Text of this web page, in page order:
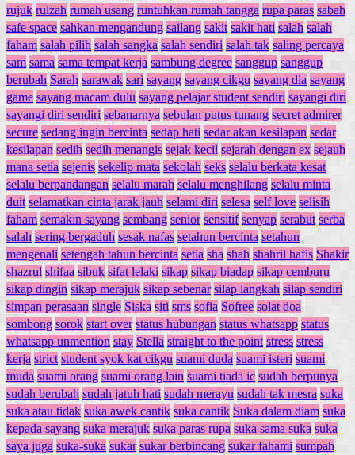
rujuk rulzah rumah usang runtuhkan rumah tangga rupa paras sabah
safe space sahkan mengandung sailang sakit sakit hati salah salah
faham salah pilih salah sangka salah sendiri salah tak saling percaya
sam sama sama tempat kerja sambung degree sanggup sanggup
berubah Sarah sarawak sari sayang sayang cikgu sayang dia sayang
game sayang macam dulu sayang pelajar student sendiri sayangi diri
sayangi diri sendiri sebanarnya sebulan putus tunang secret admirer
secure sedang ingin bercinta sedap hati sedar akan kesilapan sedar
kesilapan sedih sedih menangis sejak kecil sejarah dengan ex sejauh
mana setia sejenis sekelip mata sekolah seks selalu berkata kesat
selalu berpandangan selalu marah selalu menghilang selalu minta
duit selamatkan cinta jarak jauh selami diri selesa self love selisih
faham semakin sayang sembang senior sensitif senyap serabut serba
salah sering bergaduh sesak nafas setahun bercinta setahun
mengenali setengah tahun bercinta setia sha shah shahril hafis Shakir
shazrul shifaa sibuk sifat lelaki sikap sikap biadap sikap cemburu
sikap dingin sikap merajuk sikap sebenar silap langkah silap sendiri
simpan perasaan single Siska siti sms sofia Sofree solat doa
sombong sorok start over status hubungan status whatsapp status
whatsapp unmention stay Stella straight to the point stress stress
kerja strict student syok kat cikgu suami duda suami isteri suami
muda suami orang suami orang lain suami tiada ic sudah berpunya
sudah berubah sudah jatuh hati sudah merayu sudah tak mesra suka
suka atau tidak suka awek cantik suka cantik Suka dalam diam suka
kepada sayang suka merajuk suka paras rupa suka sama suka suka
saya juga suka-suka sukar sukar berbincang sukar fahami sumpah